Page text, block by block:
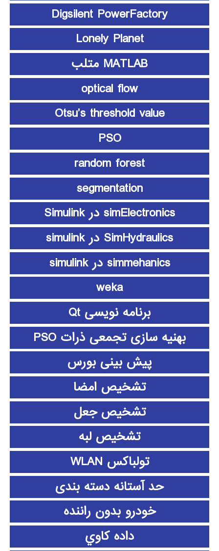
Digsilent PowerFactory
Lonely Planet
MATLAB متلب
optical flow
Otsu’s threshold value
PSO
random forest
segmentation
simElectronics در Simulink
SimHydraulics در simulink
simmehanics در simulink
weka
برنامه نویسی Qt
بهنیه سازی تجمعی ذرات PSO
پیش بینی بورس
تشخیص امضا
تشخیص جعل
تشخیص لبه
تولباکس WLAN
حد آستانه دسته بندی
خودرو بدون راننده
داده كاوي